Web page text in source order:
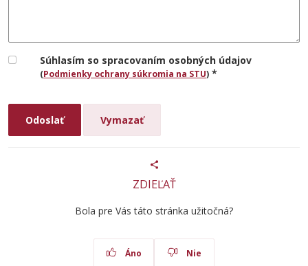
Súhlasím so spracovaním osobných údajov
(Podmienky ochrany súkromia na STU) *
ZDIEĽAŤ
Bola pre Vás táto stránka užitočná?
Áno Nie